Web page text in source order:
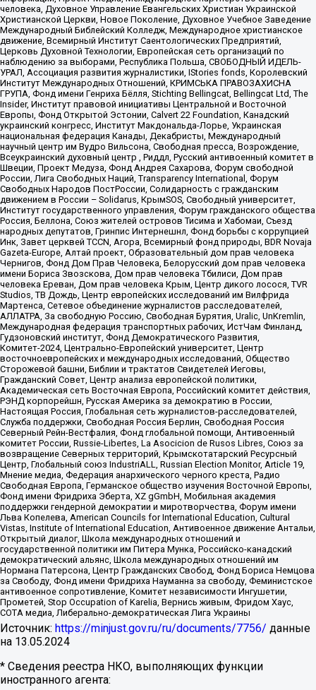
человека, Духовное Управление Евангельских Христиан Украинской
Христианской Церкви, Новое Поколение, Духовное Учебное Заведение
Международный Библейский Колледж, Международное христианское
движение, Всемирный Институт Саентологических Предприятий,
Церковь Духовной Технологии, Европейская сеть организаций по
наблюдению за выборами, Республика Польша, СВОБОДНЫЙ ИДЕЛЬ-
УРАЛ, Ассоциация развития журналистики, IStories fonds, Королевский
Институт Международных Отношений, КРИМСЬКА ПРАВОЗАХИСНА
ГРУПА, Фонд имени Генриха Бёлля, Stichting Bellingcat, Bellingcat Ltd, The
Insider, Институт правовой инициативы Центральной и Восточной
Европы, Фонд Открытой Эстонии, Calvert 22 Foundation, Канадский
украинский конгресс, Институт Макдональда-Лорье, Украинская
национальная федерация Канады, Декабристы, Международный
научный центр им Вудро Вильсона, Свободная пресса, Возрождение,
Всеукраинский духовный центр , Риддл, Русский антивоенный комитет в
Швеции, Проект Медуза, Фонд Андрея Сахарова, Форум свободной
России, Лига Свободных Наций, Transparеncy International, Форум
Свободных Народов ПостРоссии, Солидарность с гражданским
движением в России – Solidarus, КрымSOS, Свободный университет,
Институт государственного управления, Форум гражданского общества
Россия, Беллона, Союз жителей островов Тисима и Хабомаи, Съезд
народных депутатов, Гринпис Интернешнл, Фонд борьбы с коррупцией
Инк, Завет церквей TCCN, Агора, Всемирный фонд природы, BDR Novaja
Gazeta-Europe, Алтай проект, Образовательный дом прав человека
Чернигов, Фонд Дом Прав Человека, Белорусский дом прав человека
имени Бориса Звозскова, Дом прав человека Тбилиси, Дом прав
человека Ереван, Дом прав человека Крым, Центр дикого лосося, TVR
Studios, ТВ Дождь, Центр европейских исследований им Вилфрида
Мартенса, Сетевое объединение журналистов расследователей,
АЛЛАТРА, За свободную Россию, Свободная Бурятия, Uralic, UnKremlin,
Международная федерация транспортных рабочих, ИстЧам Финланд,
Гудзоновский институт, Фонд Демократического Развития,
Комитет-2024, Центрально-Европейский университет, Центр
восточноевропейских и международных исследований, Общество
Сторожевой башни, Библии и трактатов Свидетелей Иеговы,
Гражданский Совет, Центр анализа европейской политики,
Академическая сеть Восточная Европа, Российский комитет действия,
РЭНД корпорейшн, Русская Америка за демократию в России,
Настоящая Россия, Глобальная сеть журналистов-расследователей,
Служба поддержки, Свободная Россия Берлин, Свободная Россия
Северный Рейн-Вестфалия, Фонд глобальной помощи, Антивоенный
комитет России, Russie-Libertes, La Asocicion de Rusos Libres, Союз за
возвращение Северных территорий, Крымскотатарский Ресурсный
Центр, Глобальный союз IndustriALL, Russian Election Monitor, Article 19,
Мнение медиа, Федерация анархического черного креста, Радио
Свободная Европа, Германское общество изучения Восточной Европы,
Фонд имени Фридриха Эберта, XZ gGmbH, Мобильная академия
поддержки гендерной демократии и миротворчества, Форум имени
Льва Копелева, American Councils for International Education, Cultural
Vistas, Institute of International Education, Антивоенное движение Антальи,
Открытый диалог, Школа международных отношений и
государственной политики им Питера Мунка, Российско-канадский
демократический альянс, Школа международных отношений им
Нормана Патерсона, Центр Гражданских Свобод, Фонд Бориса Немцова
за Свободу, Фонд имени Фридриха Науманна за свободу, Феминистское
антивоенное сопротивление, Комитет независимости Ингушетии,
Прометей, Stop Occupation of Karelia, Вернись живым, Фридом Хаус,
СОТА медиа, Либерально-демократическая Лига Украины
Источник: https://minjust.gov.ru/ru/documents/7756/ данные
на 13.05.2024
* Сведения реестра НКО, выполняющих функции
иностранного агента: